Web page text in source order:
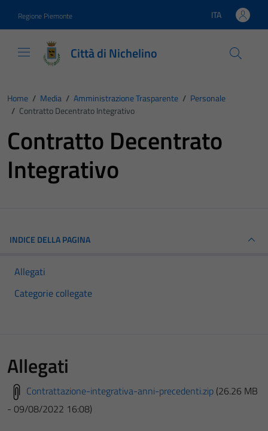
Regione Piemonte Lingua attiva:
ITA
Città di Nichelino
Home / Media / Amministrazione Trasparente / Personale
/ Contratto Decentrato Integrativo
Contratto Decentrato
Integrativo
INDICE DELLA PAGINA
Allegati
Categorie collegate
Allegati
Contrattazione-integrativa-anni-precedenti.zip (26.26 MB
- 09/08/2022 16:08)